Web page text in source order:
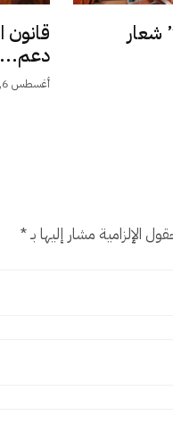
شعار
دعم...
أغسطس 6, 2026
الإلزامية مشار إليها بـ*